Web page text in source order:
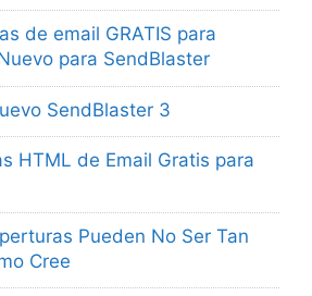
de email GRATIS para
para SendBlaster
SendBlaster 3
HTML de Email Gratis para
Pueden No Ser Tan
Cree